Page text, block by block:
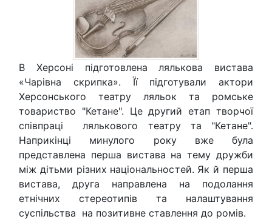
В Херсоні підготовлена лялькова вистава
«Чарівна скрипка». Її підготували актори
Херсонського театру ляльок та ромське
товариство "Кетане". Це другий етап творчої
співпраці лялькового театру та "Кетане".
Наприкінці минулого року вже була
представлена перша вистава на тему дружби
між дітьми різних національностей. Як й перша
вистава, друга направлена на подолання
етнічних стереотипів та налаштування
суспільства на позитивне ставлення до ромів.